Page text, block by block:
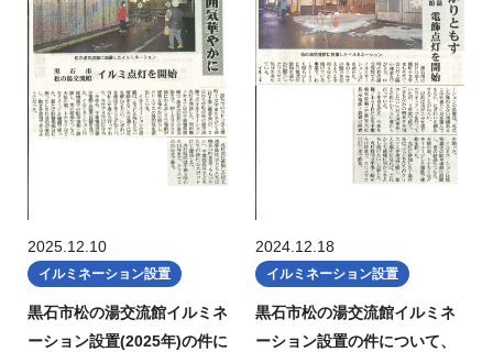
2025.12.10
イルミネーション設置
黒石市松の湯交流館イルミネ
ーション設置(2025年)の件に
2024.12.18
イルミネーション設置
黒石市松の湯交流館イルミネ
ーション設置の件について、